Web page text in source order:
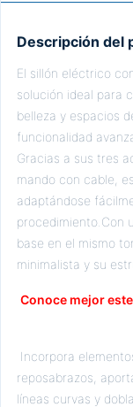
Descripción del
El sillón eléctrico
solución ideal para
belleza y espacios
funcionalidad
Gracias a sus tres
mando con cable,
adaptándose
procedimiento.Con
base en el mismo
minimalista y su
Conoce mejor
Incorpora
reposabrazos,
líneas curvas y